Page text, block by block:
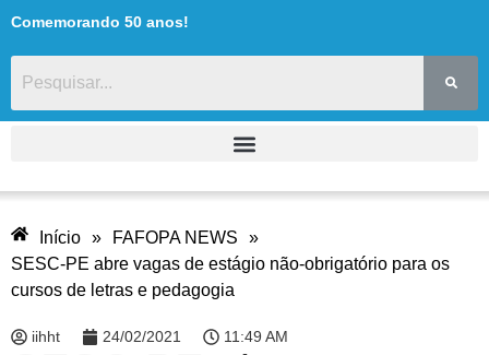
Comemorando 50 anos!
Início » FAFOPA NEWS
»
SESC-PE abre vagas de estágio não-obrigatório para os
cursos de letras e pedagogia
iihht 24/02/2021 11:49 AM